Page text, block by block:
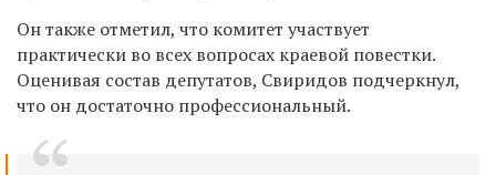
Он также отметил, что комитет участвует
практически во всех вопросах краевой повестки.
Оценивая состав депутатов, Свиридов подчеркнул,
что он достаточно профессиональный.